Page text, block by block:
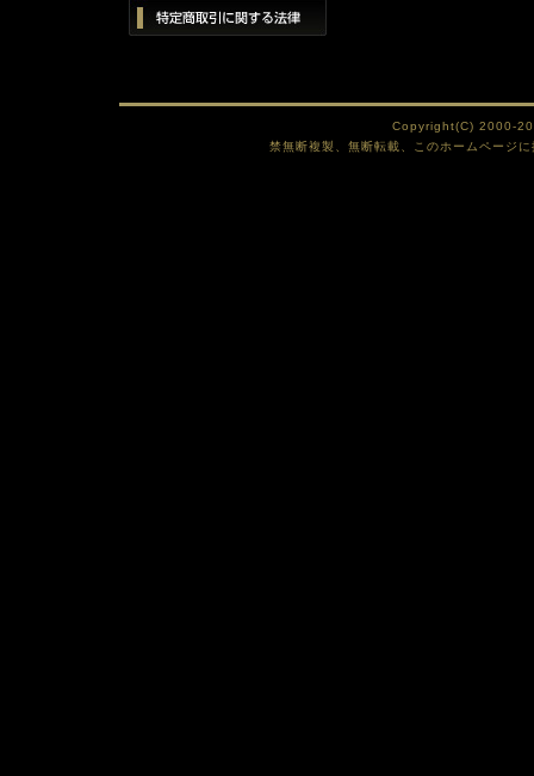
Copyright(C) 2000-
禁無断複製、無断転載、このホームページ